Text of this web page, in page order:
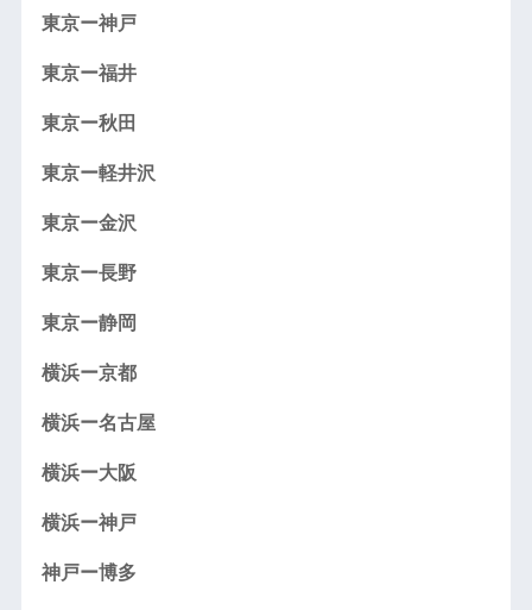
東京ー神戸
東京ー福井
東京ー秋田
東京ー軽井沢
東京ー金沢
東京ー長野
東京ー静岡
横浜ー京都
横浜ー名古屋
横浜ー大阪
横浜ー神戸
神戸ー博多